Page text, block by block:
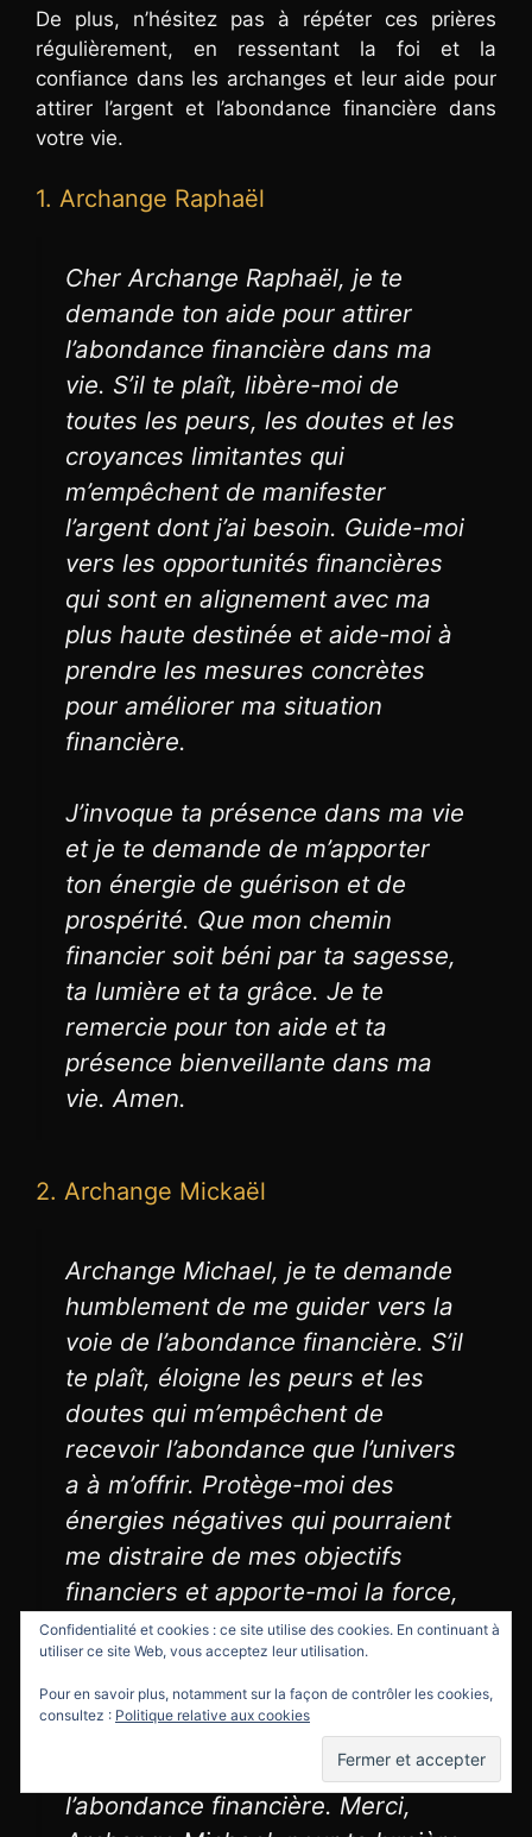
De plus, n’hésitez pas à répéter ces prières
régulièrement, en ressentant la foi et la
confiance dans les archanges et leur aide pour
attirer l’argent et l’abondance financière dans
votre vie.
1. Archange Raphaël
Cher Archange Raphaël, je te
demande ton aide pour attirer
l’abondance financière dans ma
vie. S’il te plaît, libère-moi de
toutes les peurs, les doutes et les
croyances limitantes qui
m’empêchent de manifester
l’argent dont j’ai besoin. Guide-moi
vers les opportunités financières
qui sont en alignement avec ma
plus haute destinée et aide-moi à
prendre les mesures concrètes
pour améliorer ma situation
financière.
J’invoque ta présence dans ma vie
et je te demande de m’apporter
ton énergie de guérison et de
prospérité. Que mon chemin
financier soit béni par ta sagesse,
ta lumière et ta grâce. Je te
remercie pour ton aide et ta
présence bienveillante dans ma
vie. Amen.
2. Archange Mickaël
Archange Michael, je te demande
humblement de me guider vers la
voie de l’abondance financière. S’il
te plaît, éloigne les peurs et les
doutes qui m’empêchent de
recevoir l’abondance que l’univers
a à m’offrir. Protège-moi des
énergies négatives qui pourraient
me distraire de mes objectifs
financiers et apporte-moi la force,
la confiance et la détermination
pour réussir. Je t’ouvre mon cœur
et mon esprit pour recevoir ta
guidance et ta protection alors que
je poursuis ma quête de
l’abondance financière. Merci,
Confidentialité et cookies : ce site utilise des cookies. En continuant à
utiliser ce site Web, vous acceptez leur utilisation.
Pour en savoir plus, notamment sur la façon de contrôler les cookies,
consultez : Politique relative aux cookies